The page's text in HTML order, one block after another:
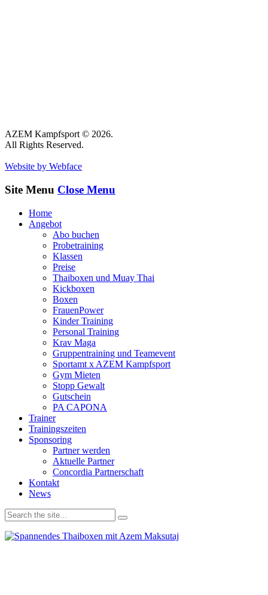
AZEM Kampfsport © 2026.
All Rights Reserved.
Website by Webface
Site Menu Close Menu
Home
Angebot
Abo buchen
Probetraining
Klassen
Preise
Thaiboxen und Muay Thai
Kickboxen
Boxen
FrauenPower
Kinder Training
Personal Training
Krav Maga
Gruppentraining und Teamevent
Sportamt x AZEM Kampfsport
Gym Mieten
Stopp Gewalt
Gutschein
PA CAPONA
Trainer
Trainingszeiten
Sponsoring
Partner werden
Aktuelle Partner
Concordia Partnerschaft
Kontakt
News